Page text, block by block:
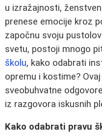
u izražajnosti,
prenese emocije kroz
započnu svoju
svetu, postoji mnogo
školu, kako odabrati
opremu i kostime?
sveobuhvatne
iz razgovora iskusnih
Kako odabrati pravu